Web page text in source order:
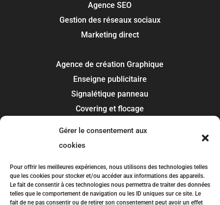
Gérer le consentement aux
cookies
Pour offrir les meilleures expériences, nous utilisons des technologies telles
que les cookies pour stocker et/ou accéder aux informations des appareils.
Le fait de consentir à ces technologies nous permettra de traiter des données
telles que le comportement de navigation ou les ID uniques sur ce site. Le
fait de ne pas consentir ou de retirer son consentement peut avoir un effet
Agence SEO
Gestion des réseaux sociaux
Marketing direct
Agence de création Graphique
Enseigne publicitaire
Signalétique panneau
Covering et flocage
Toulouse
Colomiers
Blagnac